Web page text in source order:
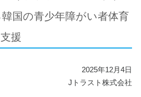
国の青少年障がい者体育
援
2025年12月4日
Jトラスト株式会社